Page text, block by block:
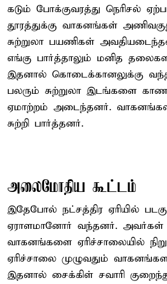
கடும் போக்குவரத்து நெரிசல்
தூரத்துக்கு வாகனங்கள்
சுற்றுலா பயணிகள்
எங்கு பார்த்தாலும் மனித
இதனால் கொடைக்கானலுக்கு
பலரும் சுற்றுலா இடங்களை காண
ஏமாற்றம் அடைந்தனர்.
சுற்றி பார்த்தனர்.
அலைமோதிய கூட்டம்
இதேபோல் நட்சத்திர ஏரியில்
ஏராளமானோர் வந்தனர். அவர்கள்
வாகனங்களை ஏரிச்சாலையில்
ஏரிச்சாலை முழுவதும்
இதனால் சைக்கிள் சவாரி